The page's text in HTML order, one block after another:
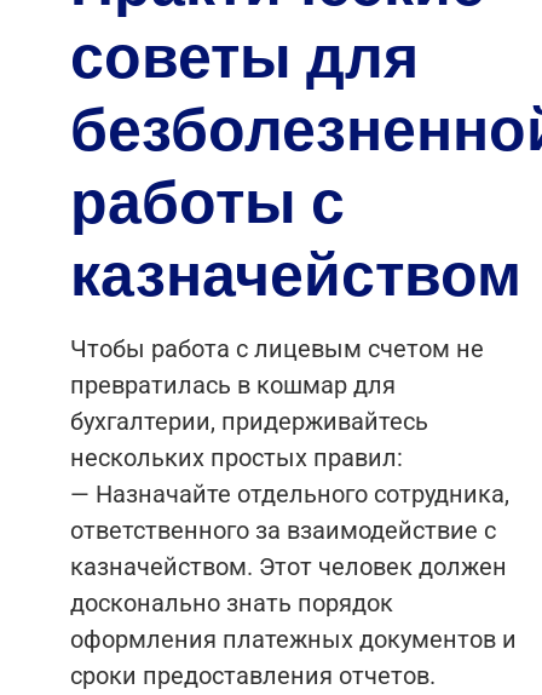
советы для
работы с
казначейством
Чтобы работа с лицевым счетом не
превратилась в кошмар для
бухгалтерии, придерживайтесь
нескольких простых правил:
— Назначайте отдельного сотрудника,
ответственного за взаимодействие с
казначейством. Этот человек должен
досконально знать порядок
оформления платежных документов и
сроки предоставления отчетов.